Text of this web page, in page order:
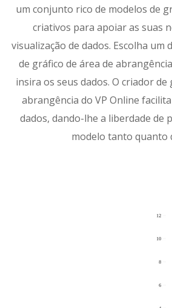
um conjunto rico de modelos de
criativos para apoiar as suas
visualização de dados. Escolha um
de gráfico de área de
insira os seus dados. O criador de
abrangência do VP Online
dados, dando-lhe a liberdade de
modelo tanto quanto